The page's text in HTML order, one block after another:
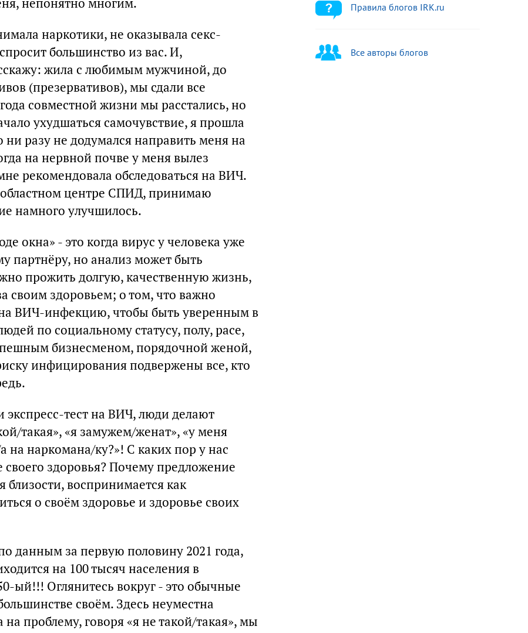
непонятно многим.
наркотики, не оказывала секс-
большинство из вас. И,
жила с любимым мужчиной, до
(презервативов), мы сдали все
совместной жизни мы расстались, но
ухудшаться самочувствие, я прошла
разу не додумался направить меня на
на нервной почве у меня вылез
рекомендовала обследоваться на ВИЧ.
областном центре СПИД, принимаю
намного улучшилось.
окна» - это когда вирус у человека уже
партнёру, но анализ может быть
прожить долгую, качественную жизнь,
своим здоровьем; о том, что важно
ВИЧ-инфекцию, чтобы быть уверенным в
по социальному статусу, полу, расе,
бизнесменом, порядочной женой,
инфицирования подвержены все, кто
тест на ВИЧ, люди делают
такая», «я замужем/женат», «у меня
на наркомана/ку?»! С каких пор у нас
здоровья? Почему предложение
близости, воспринимается как
о своём здоровье и здоровье своих
данным за первую половину 2021 года,
на 100 тысяч населения в
ый!!! Оглянитесь вокруг - это обычные
своём. Здесь неуместна
на проблему, говоря «я не такой/такая», мы
Правила блогов IRK.ru
Все авторы блогов